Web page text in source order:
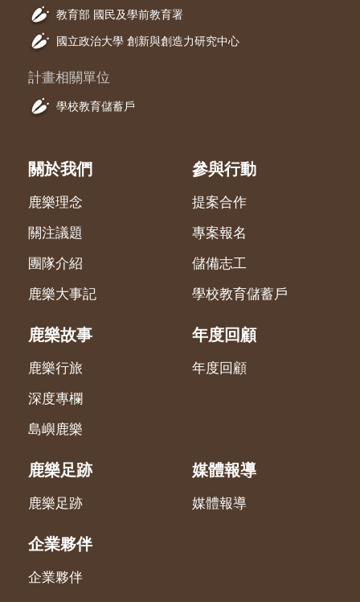
教育部 國民及學前教育署
國立政治大學 創新與創造力研究中心
計畫相關單位
學校教育儲蓄戶
關於我們
鹿樂理念
關注議題
團隊介紹
鹿樂大事記
參與行動
提案合作
專案報名
儲備志工
學校教育儲蓄戶
鹿樂故事
鹿樂行旅
深度專欄
島嶼鹿樂
年度回顧
年度回顧
鹿樂足跡
鹿樂足跡
媒體報導
媒體報導
企業夥伴
企業夥伴